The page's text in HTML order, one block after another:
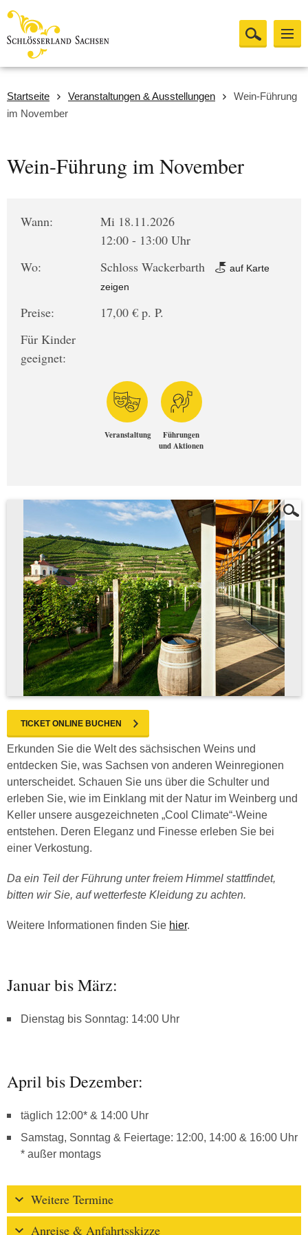
Startseite Veranstaltungen & Ausstellungen
Wein-Führung
im November
Wein-Führung im November
Wann:
Mi 18.11.2026
12:00 - 13:00 Uhr
Wo:
Schloss Wackerbarth
auf Karte
zeigen
Preise:
17,00 € p. P.
Für Kinder
geeignet:
Veranstaltung
Führungen
und Aktionen
TICKET ONLINE BUCHEN
Erkunden Sie die Welt des sächsischen Weins und
entdecken Sie, was Sachsen von anderen Weinregionen
unterscheidet. Schauen Sie uns über die Schulter und
erleben Sie, wie im Einklang mit der Natur im Weinberg und
Keller unsere ausgezeichneten „Cool Climate“-Weine
entstehen. Deren Eleganz und Finesse erleben Sie bei
einer Verkostung.
Da ein Teil der Führung unter freiem Himmel stattfindet,
bitten wir Sie, auf wetterfeste Kleidung zu achten.
Weitere Informationen finden Sie hier.
Januar bis März:
Dienstag bis Sonntag: 14:00 Uhr
April bis Dezember:
täglich 12:00* & 14:00 Uhr
Samstag, Sonntag & Feiertage: 12:00, 14:00 & 16:00 Uhr
* außer montags
Weitere Termine
Anreise & Anfahrtsskizze